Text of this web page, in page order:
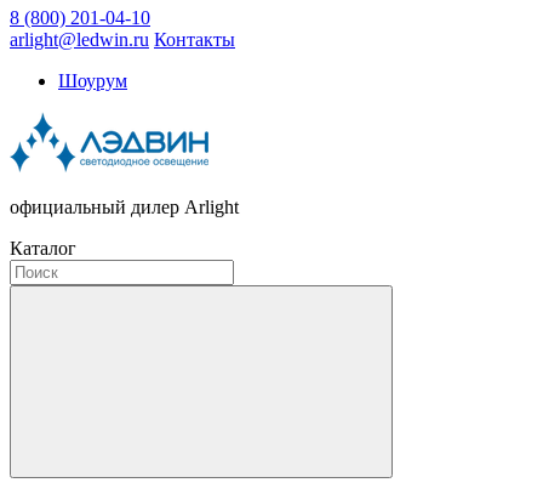
8 (800) 201-04-10
arlight@ledwin.ru Контакты
Шоурум
официальный дилер Arlight
Каталог